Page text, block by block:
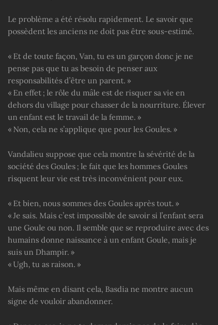
Le problème a été résolu rapidement. Le savoir que
possèdent les anciens ne doit pas être sous-estimé.
« Et de toute façon, Van, tu es un garçon donc je ne
pense pas que tu as besoin de penser aux
responsabilités d’être un parent. »
« En effet ; le rôle du mâle est de risquer sa vie en
dehors du village pour chasser de la nourriture. Élever
un enfant est le travail de la femme. »
« Non, cela ne s’applique que pour les Goules. »
Vandalieu suppose que cela montre la sévérité de la
société des Goules ; le fait que les hommes Goules
risquent leur vie est très inconvénient pour eux.
« Et bien, nous sommes des Goules après tout. »
« Je sais. Mais c’est impossible de savoir si l’enfant sera
une Goule ou non. Il semble que se reproduire avec des
humains donne naissance à un enfant Goule, mais je
suis un Dhampir. »
« Ugh, tu as raison. »
Mais même en disant cela, Basdia ne montre aucun
signe de vouloir abandonner.